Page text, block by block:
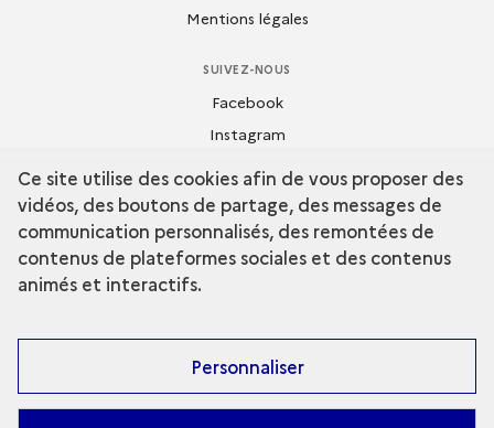
Mentions légales
SUIVEZ-NOUS
Facebook
Instagram
Flickr
Youtube
Ce site utilise des cookies afin de vous proposer des
vidéos, des boutons de partage, des messages de
communication personnalisés, des remontées de
contenus de plateformes sociales et des contenus
animés et interactifs.
Personnaliser